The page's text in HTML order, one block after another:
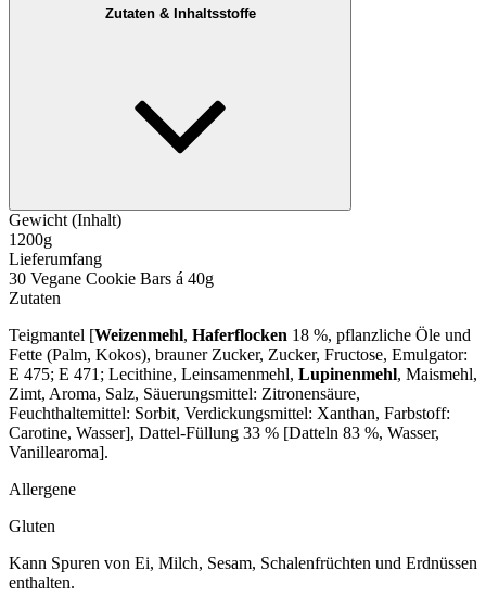
Zutaten & Inhaltsstoffe
Gewicht (Inhalt)
1200g
Lieferumfang
30 Vegane Cookie Bars á 40g
Zutaten
Teigmantel [Weizenmehl, Haferflocken 18 %, pflanzliche Öle und
Fette (Palm, Kokos), brauner Zucker, Zucker, Fructose, Emulgator:
E 475; E 471; Lecithine, Leinsamenmehl, Lupinenmehl, Maismehl,
Zimt, Aroma, Salz, Säuerungsmittel: Zitronensäure,
Feuchthaltemittel: Sorbit, Verdickungsmittel: Xanthan, Farbstoff:
Carotine, Wasser], Dattel-Füllung 33 % [Datteln 83 %, Wasser,
Vanillearoma].
Allergene
Gluten
Kann Spuren von Ei, Milch, Sesam, Schalenfrüchten und Erdnüssen
enthalten.